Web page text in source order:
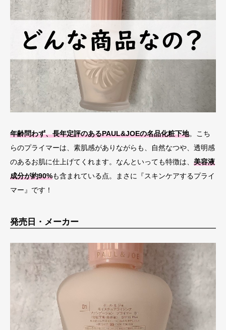
年齢問わず、長年定評のあるPAUL&JOEの名品化粧下地。こち
らのプライマーは、素肌感がありながらも、自然なつや、透明感
のあるお肌に仕上げてくれます。なんといっても特徴は、 美容液
成分が約90%も含まれている点。まさに『スキンケアするプライ
マー』です！
発売日・メーカー